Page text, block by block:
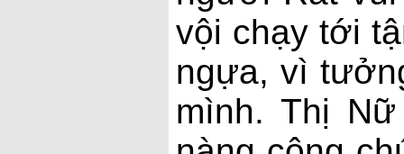
vội chạy tới
ngựa, vì
mình. Thị